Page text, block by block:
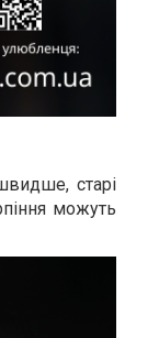
старі
можуть